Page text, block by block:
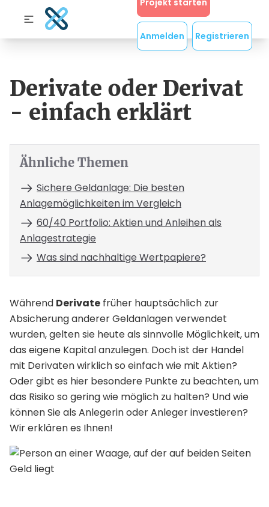
Projekt starten
Anmelden Registrieren
Derivate oder Derivat
- einfach erklärt
Ähnliche Themen
Sichere Geldanlage: Die besten
Anlagemöglichkeiten im Vergleich
60/40 Portfolio: Aktien und Anleihen als
Anlagestrategie
Was sind nachhaltige Wertpapiere?
Während Derivate früher hauptsächlich zur
Absicherung anderer Geldanlagen verwendet
wurden, gelten sie heute als sinnvolle Möglichkeit, um
das eigene Kapital anzulegen. Doch ist der Handel
mit Derivaten wirklich so einfach wie mit Aktien?
Oder gibt es hier besondere Punkte zu beachten, um
das Risiko so gering wie möglich zu halten? Und wie
können Sie als Anlegerin oder Anleger investieren?
Wir erklären es Ihnen!